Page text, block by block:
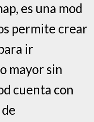
es una mod
permite crear
ir
mayor sin
cuenta con